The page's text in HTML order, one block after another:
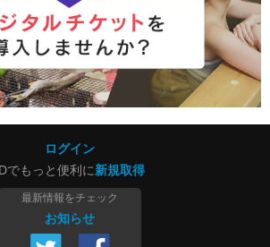
ログイン
でもっと便利に新規取得
最新情報をチェック
お知らせ